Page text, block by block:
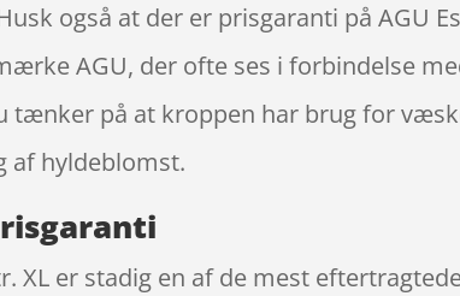
også at der er prisgaranti på AGU
AGU, der ofte ses i forbindelse
tænker på at kroppen har brug for
af hyldeblomst.
XL er stadig en af de mest